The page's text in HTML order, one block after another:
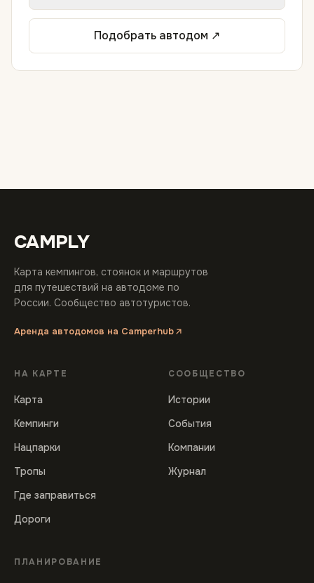
Подобрать автодом ↗
CAMPLY
Карта кемпингов, стоянок и маршрутов
для путешествий на автодоме по
России. Сообщество автотуристов.
Аренда автодомов на Camperhub
НА КАРТЕ
Карта
Кемпинги
Нацпарки
Тропы
Где заправиться
Дороги
СООБЩЕСТВО
Истории
События
Компании
Журнал
ПЛАНИРОВАНИЕ